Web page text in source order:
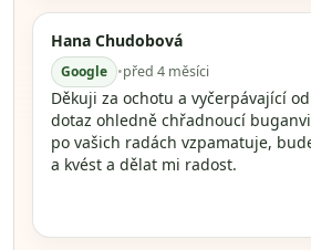
Hana Chudobová
Google •před 4 měsíci
Děkuji za ochotu a vyčerpávající
dotaz ohledně chřadnoucí
po vašich radách vzpamatuje,
a kvést a dělat mi radost.